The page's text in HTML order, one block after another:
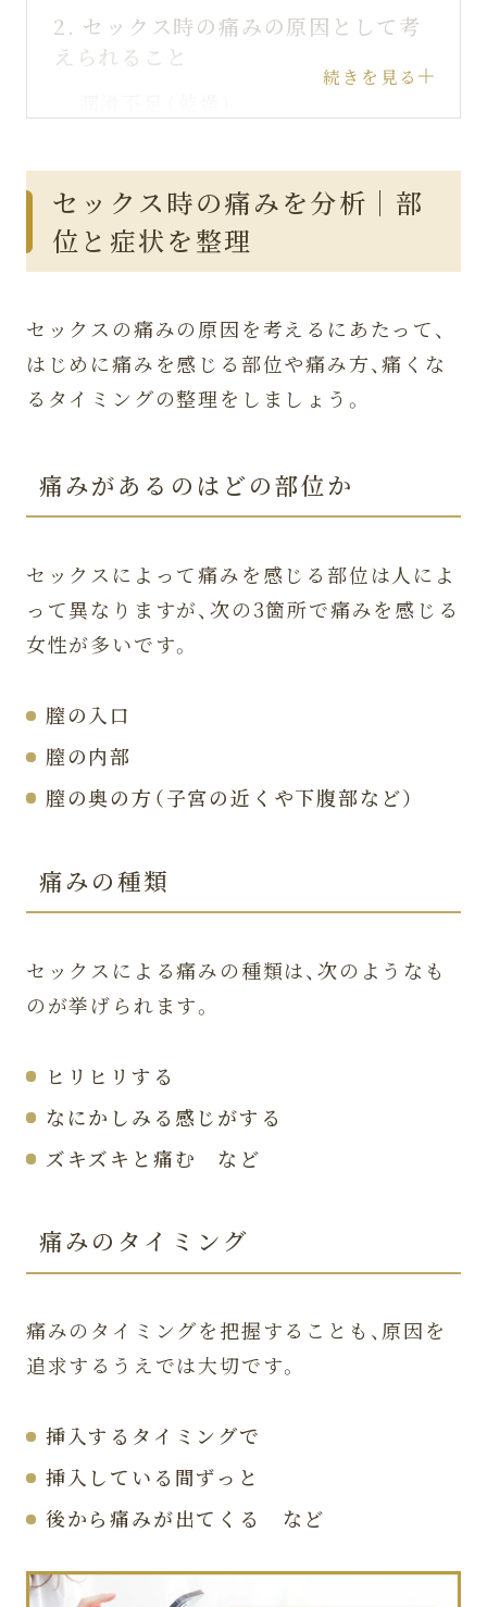
2. セックス時の痛みの原因として考
えられること
加齢によるホルモンバランスの変化
構造・物理的な問題
婦人科疾患の可能性
の痛みへの対処法
潤滑剤を使用してみる
パートナーとのコミュニケーショ
体位を工夫してみる
的なアプローチ方法
処女膜切開術
膣壁形成術（拡大）
5.【Q＆A】セックス時の痛みに関す
るよくある質問
になったのですが…
ればいいですか？
6.まとめ
続きを見る
セックス時の痛みを分析｜部
位と症状を整理
セックスの痛みの原因を考えるにあたって、
はじめに痛みを感じる部位や痛み方、痛くな
るタイミングの整理をしましょう。
痛みがあるのはどの部位か
セックスによって痛みを感じる部位は人によ
って異なりますが、次の3箇所で痛みを感じる
女性が多いです。
膣の入口
膣の内部
膣の奥の方（子宮の近くや下腹部など）
痛みの種類
セックスによる痛みの種類は、次のようなも
のが挙げられます。
ヒリヒリする
なにかしみる感じがする
ズキズキと痛む など
痛みのタイミング
痛みのタイミングを把握することも、原因を
追求するうえでは大切です。
挿入するタイミングで
挿入している間ずっと
後から痛みが出てくる など